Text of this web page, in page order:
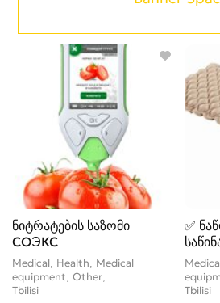
ნიტრატების საზომი
СОЭКС
Medical, Health, Medical
equipment, Other
Tbilisi
✅
210/
Tbilisi